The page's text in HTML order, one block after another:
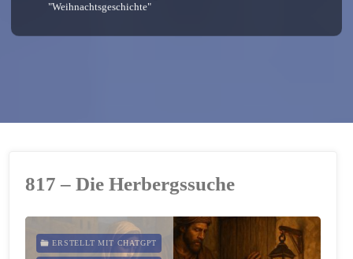
"Weihnachtsgeschichte"
817 – Die Herbergssuche
ERSTELLT MIT CHATGPT